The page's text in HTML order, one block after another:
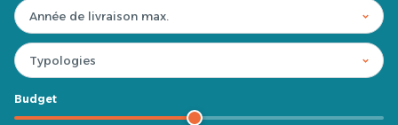
Budget